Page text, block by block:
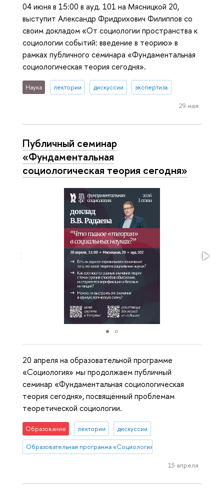
04 июня в 15:00 в ауд. 101 на Мясницкой 20,
выступит Александр Фридрихович Филиппов со
своим докладом «От социологии пространства к
социологии событий: введение в теорию» в
рамках публичного семинара «Фундаментальная
социологическая теория сегодня».
Наука лектории дискуссии экспертиза
29 мая
Публичный семинар
«Фундаментальная
социологическая теория сегодня»
20 апреля на образовательной программе
«Социология» мы продолжаем публичный
семинар «Фундаментальная социологическая
теория сегодня», посвящённый проблемам
теоретической социологии.
Образование лектории дискуссии
Образовательная программа «Социология»
15 апреля